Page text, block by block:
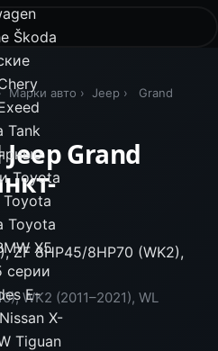
Škoda
Tank
Toyota
Toyota
Toyota
X5
серии
E-
Nissan X-
Tiguan
Марки авто › Jeep ›
Grand
Grand
ZF 8HP45/8HP70 (WK2),
WK2 (2011–2021), WL